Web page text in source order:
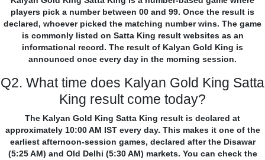
players pick a number between 00 and 99. Once the result is
declared, whoever picked the matching number wins. The game
is commonly listed on Satta King result websites as an
informational record. The result of Kalyan Gold King is
announced once every day in the morning session.
Q2. What time does Kalyan Gold King Satta
King result come today?
The Kalyan Gold King Satta King result is declared at
approximately 10:00 AM IST every day. This makes it one of the
earliest afternoon-session games, declared after the Disawar
(5:25 AM) and Old Delhi (5:30 AM) markets. You can check the